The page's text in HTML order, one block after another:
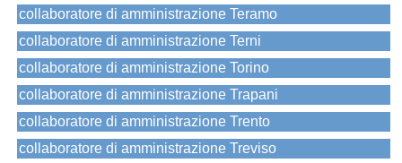
collaboratore di amministrazione Teramo
collaboratore di amministrazione Terni
collaboratore di amministrazione Torino
collaboratore di amministrazione Trapani
collaboratore di amministrazione Trento
collaboratore di amministrazione Treviso